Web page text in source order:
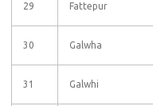
29 Fattepur
30 Galwha
31 Galwhi